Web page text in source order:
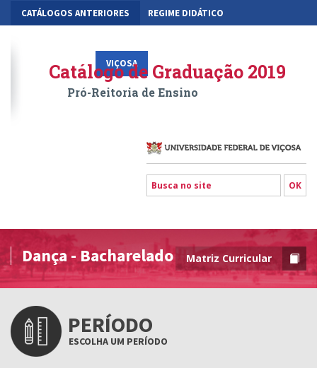
CATÁLOGOS ANTERIORES REGIME DIDÁTICO
VIÇOSA RIO PARANAÍBA FLORESTAL
Catálogo de Graduação 2019
Pró-Reitoria de Ensino
Dança - Bacharelado Matriz Curricular
PERÍODO
ESCOLHA UM PERÍODO